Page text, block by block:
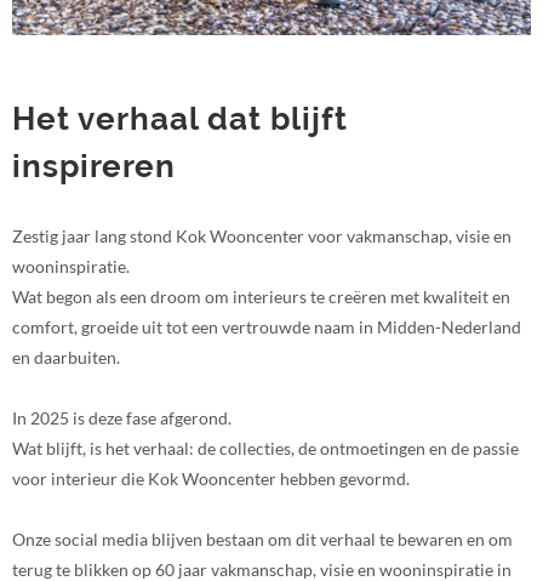
Het verhaal dat blijft
inspireren
Zestig jaar lang stond Kok Wooncenter voor vakmanschap, visie en
wooninspiratie.
Wat begon als een droom om interieurs te creëren met kwaliteit en
comfort, groeide uit tot een vertrouwde naam in Midden-Nederland
en daarbuiten.
In 2025 is deze fase afgerond.
Wat blijft, is het verhaal: de collecties, de ontmoetingen en de passie
voor interieur die Kok Wooncenter hebben gevormd.
Onze social media blijven bestaan om dit verhaal te bewaren en om
terug te blikken op 60 jaar vakmanschap, visie en wooninspiratie in